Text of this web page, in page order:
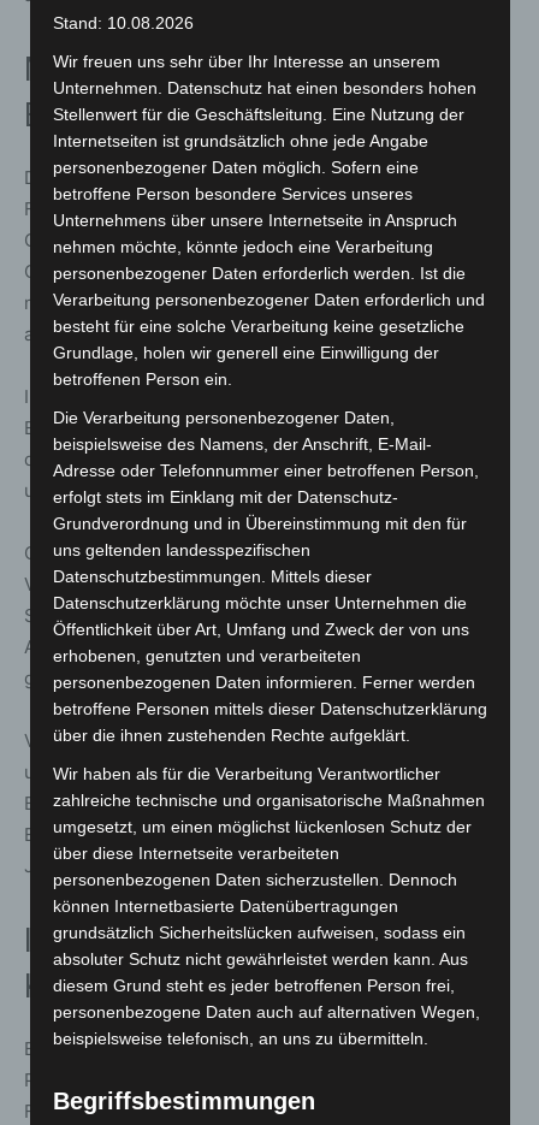
Modernes Feuerwehrhaus für
Einsatz und Ausbildung
Der Neubau soll die Bedingungen für die Freiwillige
Feuerwehr Godshorn sowie die städtische
Gefahrenabwehr insgesamt verbessern. Das bisherige
Gebäude war sowohl räumlich als auch technisch nicht
mehr ausreichend und entsprach nicht mehr den
aktuellen Anforderungen.
Insbesondere die zunehmende Größe moderner
Einsatzfahrzeuge machte den Neubau erforderlich, da
diese am bisherigen Standort nicht mehr sicher
untergebracht werden konnten.
Geplant ist ein funktionales Gebäude mit Fahrzeughalle,
Verwaltungs- und Sozialbereichen sowie
Schulungsräumen. Damit sollen Einsatzbereitschaft,
Ausbildung und Nachwuchsarbeit gleichermaßen
gestärkt werden.
Vorgesehen sind unter anderem moderne Schulungs-
und Gruppenräume, Aufenthalts- und
Bereitschaftsbereiche, Funktionsräume für die
Einsatznachbereitung sowie Flächen für Kinder- und
Jugendfeuerwehr.
Investition in den Brand- und
Katastrophenschutz
Bürgermeister Mirko Heuer betonte die Bedeutung des
Projekts für die Stadt: „Mit dem Neubau des
Feuerwehrgerätehauses Godshorn investieren wir in die
Stand: 10.08.2026
Wir freuen uns sehr über Ihr Interesse an unserem
Unternehmen. Datenschutz hat einen besonders hohen
Stellenwert für die Geschäftsleitung. Eine Nutzung der
Internetseiten ist grundsätzlich ohne jede Angabe
personenbezogener Daten möglich. Sofern eine
betroffene Person besondere Services unseres
Unternehmens über unsere Internetseite in Anspruch
nehmen möchte, könnte jedoch eine Verarbeitung
personenbezogener Daten erforderlich werden. Ist die
Verarbeitung personenbezogener Daten erforderlich und
besteht für eine solche Verarbeitung keine gesetzliche
Grundlage, holen wir generell eine Einwilligung der
betroffenen Person ein.
Die Verarbeitung personenbezogener Daten,
beispielsweise des Namens, der Anschrift, E-Mail-
Adresse oder Telefonnummer einer betroffenen Person,
erfolgt stets im Einklang mit der Datenschutz-
Grundverordnung und in Übereinstimmung mit den für
uns geltenden landesspezifischen
Datenschutzbestimmungen. Mittels dieser
Datenschutzerklärung möchte unser Unternehmen die
Öffentlichkeit über Art, Umfang und Zweck der von uns
erhobenen, genutzten und verarbeiteten
personenbezogenen Daten informieren. Ferner werden
betroffene Personen mittels dieser Datenschutzerklärung
über die ihnen zustehenden Rechte aufgeklärt.
Wir haben als für die Verarbeitung Verantwortlicher
zahlreiche technische und organisatorische Maßnahmen
umgesetzt, um einen möglichst lückenlosen Schutz der
über diese Internetseite verarbeiteten
personenbezogenen Daten sicherzustellen. Dennoch
können Internetbasierte Datenübertragungen
grundsätzlich Sicherheitslücken aufweisen, sodass ein
absoluter Schutz nicht gewährleistet werden kann. Aus
diesem Grund steht es jeder betroffenen Person frei,
personenbezogene Daten auch auf alternativen Wegen,
beispielsweise telefonisch, an uns zu übermitteln.
Begriffsbestimmungen